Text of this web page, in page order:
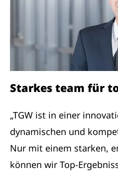
Starkes team für
„TGW ist in einer
dynamischen und
Nur mit einem starken,
können wir Top-